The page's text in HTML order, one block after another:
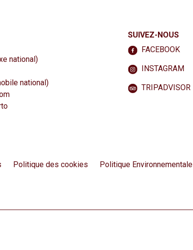
national)
national)
SUIVEZ-NOUS
FACEBOOK
INSTAGRAM
TRIPADVISOR
Politique des cookies Politique Environnementale